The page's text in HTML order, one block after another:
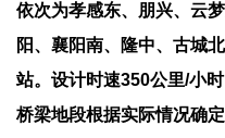
依次为孝感东、朋兴、云
阳、襄阳南、隆中、古城
站。设计时速350公里/小
桥梁地段根据实际情况确